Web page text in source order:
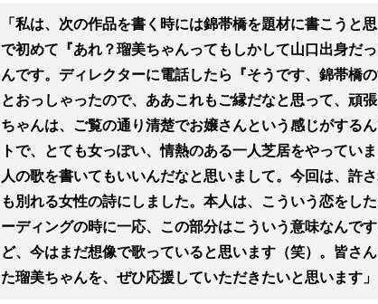
「私は、次の作品を書く時には錦帯橋を題材に書こうと
で初めて『あれ？瑠美ちゃんってもしかして山口出身だ
んです。ディレクターに電話したら『そうです、錦帯橋
とおっしゃったので、ああこれもご縁だなと思って、頑
ちゃんは、ご覧の通り清楚でお嬢さんという感じがする
トで、とても女っぽい、情熱のある一人芝居をやってい
人の歌を書いてもいいんだなと思いまして。今回は、許
も別れる女性の詩にしました。本人は、こういう恋をし
ーディングの時に一応、この部分はこういう意味なんで
ど、今はまだ想像で歌っていると思います（笑）。皆さ
た瑠美ちゃんを、ぜひ応援していただきたいと思います」